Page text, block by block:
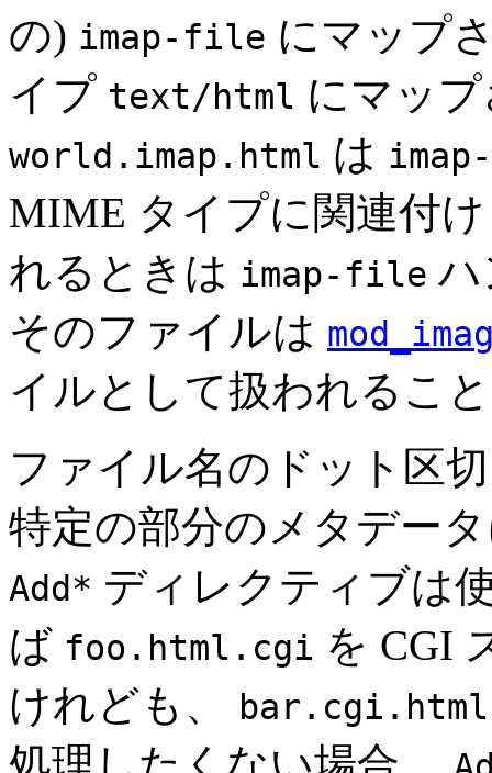
の) imap-file にマップ
イプ text/html にマッ
world.imap.html は
MIME タイプに関連付
れるときは imap-file ハ
そのファイルは
イルとして扱われるこ
ファイル名のドット区
特定の部分のメタデー
Add* ディレクティブは
ば foo.html.cgi を CGI
けれども、
bar.cgi.html
処理したくない場合、